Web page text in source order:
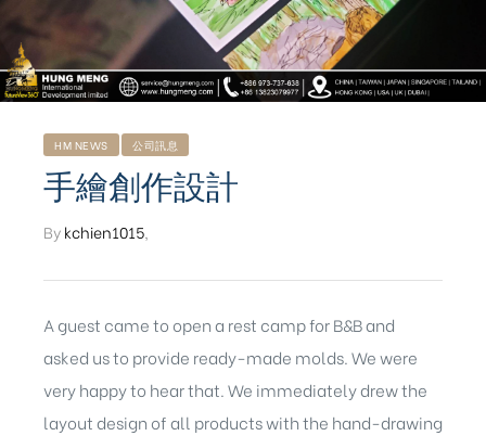
HM NEWS 公司訊息
手繪創作設計
Bykchien1015
A guest came to open a rest camp for B&B and
asked us to provide ready-made molds. We were
very happy to hear that. We immediately drew the
layout design of all products with the hand-drawing